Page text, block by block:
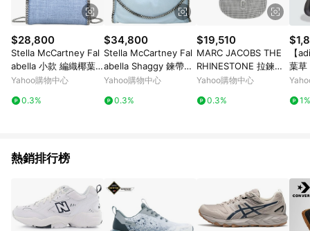
POINTS點數資格亦不得使用點數紅包 。 《7》LINE購物設有
「單一商品最高回饋點數」機制 (特殊活動時開放「回饋無上
限」)，以同一訂單中同一商品不論件數計算，並依訂單成立時間
當下LINE購物所設定的回饋機制為準。 《8》LINE購物為購物資
訊整合性平台，商品資料更新會有時間差，如顯示之商品規格、
顏色、價位、贈品與PChome 24h購物銷售網頁不符，以銷售網
頁標示為準！
$28,800
Stella McCartney Fal
abella 小款 編織椰葉
銀鍊手提/斜背兩用包
Yahoo購物中心
0.3%
$34,800
Stella McCartney Fal
abella Shaggy 鍊帶兩
用包(水藍色)
Yahoo購物中心
0.3%
$19,510
MARC JACOBS THE
RHINESTONE 拉鍊水
鑽鍊帶肩背包-銀色
Yahoo購物中心
0.3%
【
葉草
1%
熱銷排行榜